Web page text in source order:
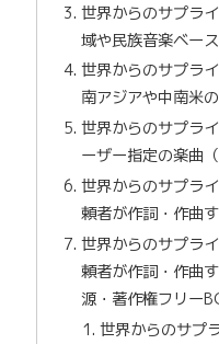
世界からのサプラ
域や民族音楽ベー
世界からのサプラ
南アジアや中南米
世界からのサプラ
ーザー指定の楽曲
世界からのサプラ
頼者が作詞・作曲
世界からのサプラ
頼者が作詞・作曲
源・著作権フリー
世界からのサプ